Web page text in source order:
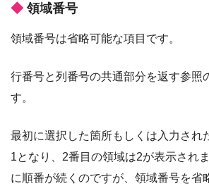
領域番号
領域番号は省略可能な項目です。
行番号と列番号の共通部分を返す参照
す。
最初に選択した箇所もしくは入力され
1となり、2番目の領域は2が表示され
に順番が続くのですが、領域番号を省